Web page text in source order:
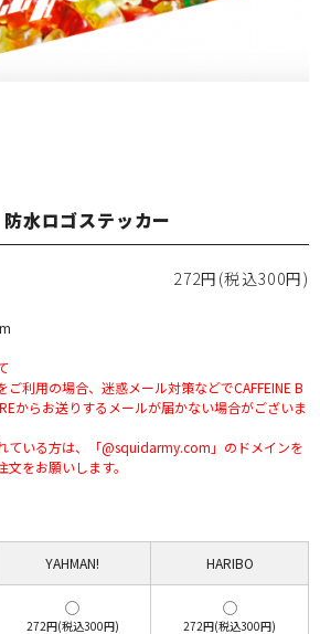
水ロゴステッカー
272円(税込300円)
利用の場合、迷惑メール対策などでCAFFEINE B
からお送りするメールが届かない場合がございま
ている方は、「@squidarmy.com」のドメインを
をお願いします。
YAHMAN! HARIBO
272円(税込300円) 272円(税込300円)